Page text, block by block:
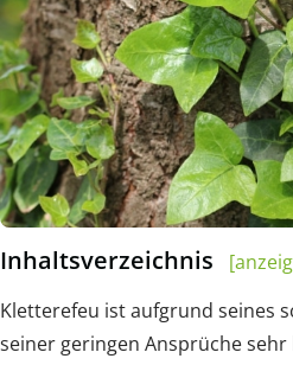
Inhaltsverzeichnis
Kletterefeu ist aufgrund seines
seiner geringen Ansprüche